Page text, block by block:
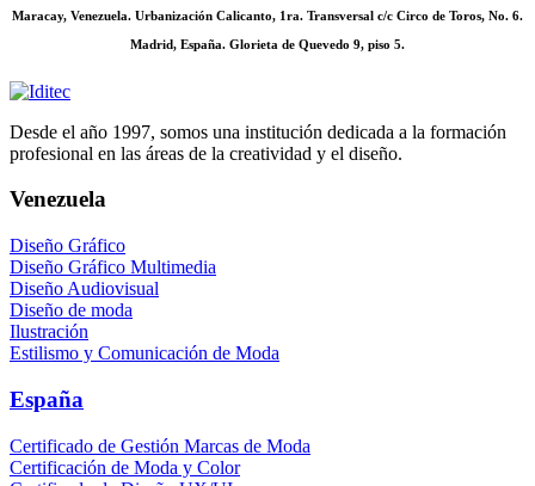
Maracay, Venezuela. Urbanización Calicanto, 1ra. Transversal c/c Circo de Toros, No. 6.
Madrid, España. Glorieta de Quevedo 9, piso 5.
Desde el año 1997, somos una institución dedicada a la formación
profesional en las áreas de la creatividad y el diseño.
Venezuela
Diseño Gráfico
Diseño Gráfico Multimedia
Diseño Audiovisual
Diseño de moda
Ilustración
Estilismo y Comunicación de Moda
España
Certificado de Gestión Marcas de Moda
Certificación de Moda y Color